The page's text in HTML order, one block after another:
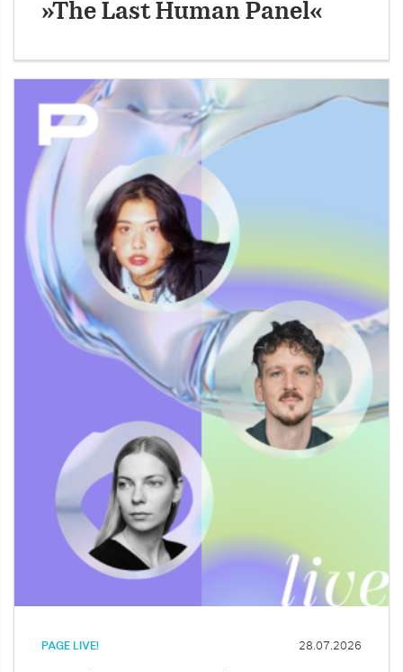
»The Last Human Panel«
PAGE LIVE! 28.07.2026